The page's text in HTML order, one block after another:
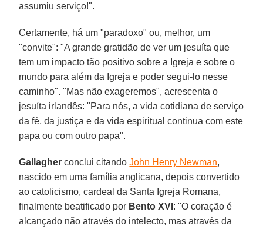
assumiu serviço!".
Certamente, há um "paradoxo" ou, melhor, um
"convite": "A grande gratidão de ver um jesuíta que
tem um impacto tão positivo sobre a Igreja e sobre o
mundo para além da Igreja e poder segui-lo nesse
caminho". "Mas não exageremos", acrescenta o
jesuíta irlandês: "Para nós, a vida cotidiana de serviço
da fé, da justiça e da vida espiritual continua com este
papa ou com outro papa".
Gallagher conclui citandoJohn Henry Newman,
nascido em uma família anglicana, depois convertido
ao catolicismo, cardeal da Santa Igreja Romana,
finalmente beatificado por Bento XVI : "O coração é
alcançado não através do intelecto, mas através da